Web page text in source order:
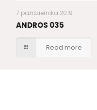
7 października 2019
ANDROS 035
Read more